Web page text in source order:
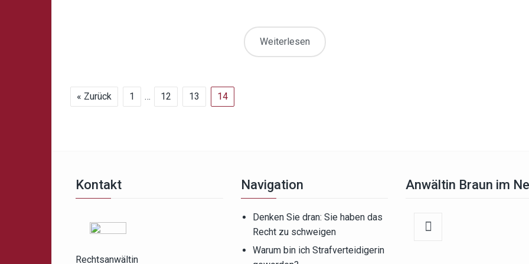
Weiterlesen
« Zurück 1 … 12 13 14
Kontakt
Rechtsanwältin
Navigation
Denken Sie dran: Sie haben das
Recht zu schweigen
Warum bin ich Strafverteidigerin
Anwältin Braun im